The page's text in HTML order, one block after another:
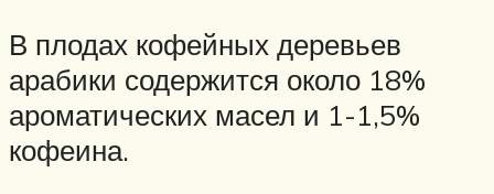
В плодах кофейных деревьев
арабики содержится около 18%
ароматических масел и 1-1,5%
кофеина.